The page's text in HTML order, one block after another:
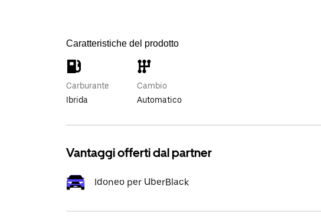
Caratteristiche del prodotto
Carburante
Ibrida
Cambio
Automatico
Vantaggi offerti dal partner
Idoneo per UberBlack